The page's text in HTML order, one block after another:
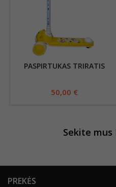
PASPIRTUKAS TRIRATIS
50,00 €
Sekite mus
PREKĖS